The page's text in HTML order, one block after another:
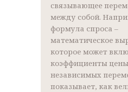
связывающее
между собой.
формула спроса –
математическое
которое может
коэффициенты
независимых
показывает, как